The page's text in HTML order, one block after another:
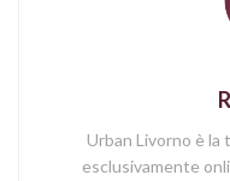
Urban Livorno è
esclusivamente